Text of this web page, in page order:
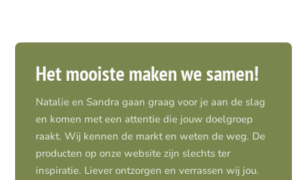
Het mooiste maken we samen!
Natalie en Sandra gaan graag voor je aan de slag
en komen met een attentie die jouw doelgroep
raakt. Wij kennen de markt en weten de weg. De
producten op onze website zijn slechts ter
inspiratie. Liever ontzorgen en verrassen wij jou.